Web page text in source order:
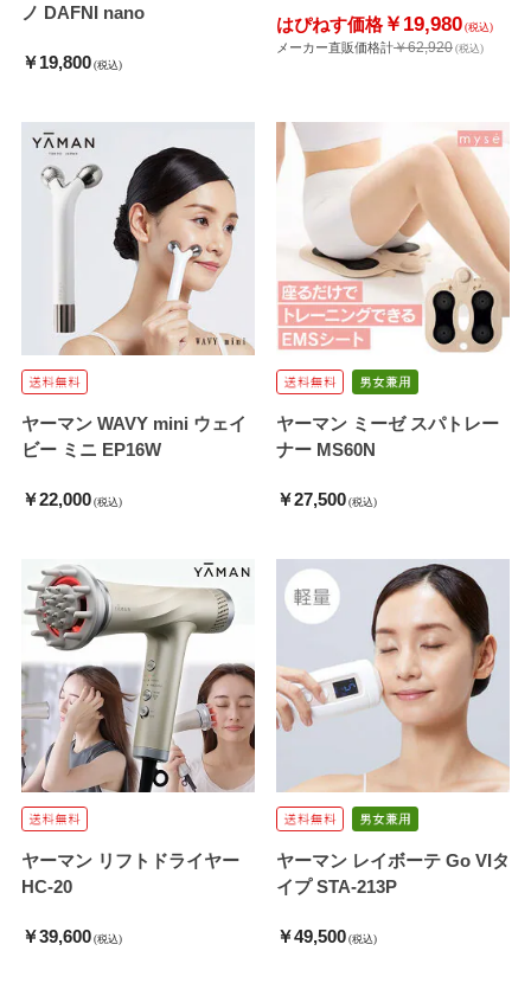
ノ DAFNI nano
￥19,800 (税込)
はぴねす価格￥19,980 (税込)
メーカー直販価格計￥62,920 (税込)
ヤーマン WAVY mini ウェイ
ビー ミニ EP16W
￥22,000 (税込)
ヤーマン ミーゼ スパトレー
ナー MS60N
￥27,500 (税込)
ヤーマン リフトドライヤー
HC-20
￥39,600 (税込)
ヤーマン レイボーテ Go VIタ
イプ STA-213P
￥49,500 (税込)